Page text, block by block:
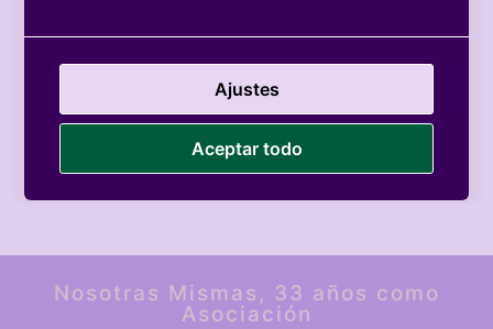
Chamberí, la asociación de mujeres NOSOTRAS
MISMAS CHAMBERI, compartimos una carpa con
la ASOCIACIÓN VECINAL EL ORGANILLO
LEER MÁS
Nosotras Mismas, 33 años como
Asociación
Ajustes
Aceptar todo